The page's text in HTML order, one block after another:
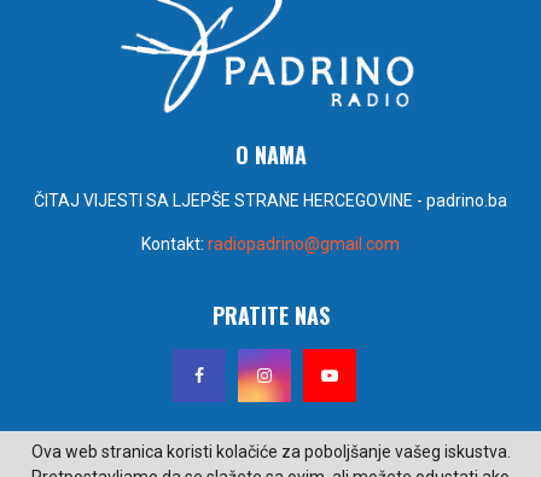
O NAMA
ČITAJ VIJESTI SA LJEPŠE STRANE HERCEGOVINE - padrino.ba
Kontakt: radiopadrino@gmail.com
PRATITE NAS
Ova web stranica koristi kolačiće za poboljšanje vašeg iskustva.